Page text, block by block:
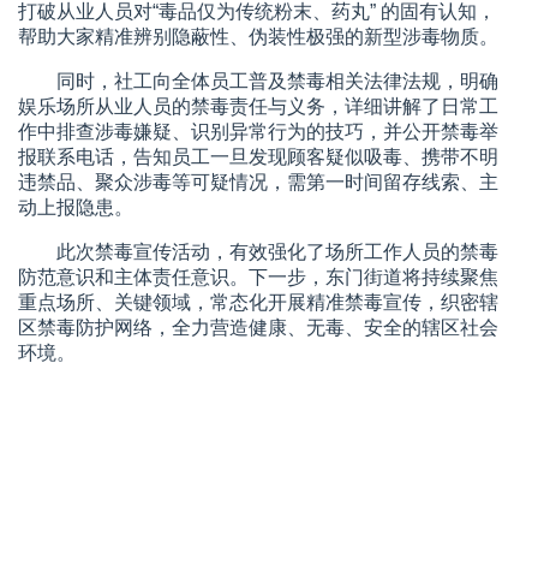
打破从业人员对“毒品仅为传统粉末、药丸” 的固有认知，
帮助大家精准辨别隐蔽性、伪装性极强的新型涉毒物质。
同时，社工向全体员工普及禁毒相关法律法规，明确
娱乐场所从业人员的禁毒责任与义务，详细讲解了日常工
作中排查涉毒嫌疑、识别异常行为的技巧，并公开禁毒举
报联系电话，告知员工一旦发现顾客疑似吸毒、携带不明
违禁品、聚众涉毒等可疑情况，需第一时间留存线索、主
动上报隐患。
此次禁毒宣传活动，有效强化了场所工作人员的禁毒
防范意识和主体责任意识。下一步，东门街道将持续聚焦
重点场所、关键领域，常态化开展精准禁毒宣传，织密辖
区禁毒防护网络，全力营造健康、无毒、安全的辖区社会
环境。